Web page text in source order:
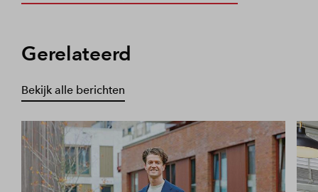
Gerelateerd
Bekijk alle berichten